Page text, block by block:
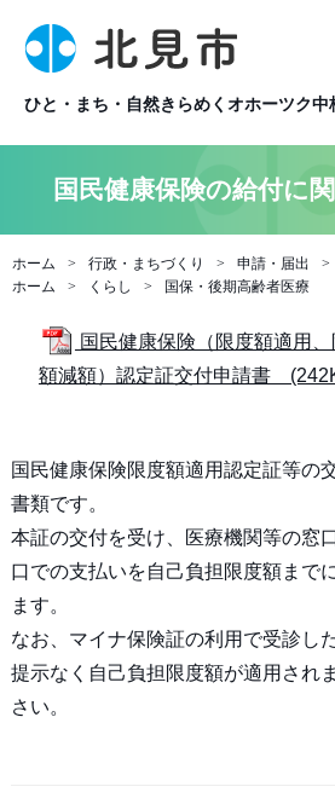
ひと・まち・自然きらめくオホーツク中
国民健康保険の給付に
ホーム 行政・まちづくり 申請・届出
ホーム
くらし 国保・後期高齢者医療
国民健康保険（限度額適用
額減額）認定証交付申請書
国民健康保険限度額適用認定証等の
書類です。
本証の交付を受け、医療機関等の窓
口での支払いを自己負担限度額まで
ます。
なお、マイナ保険証の利用で受診し
提示なく自己負担限度額が適用され
さい。